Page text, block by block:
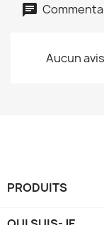
Aucun
PRODUITS